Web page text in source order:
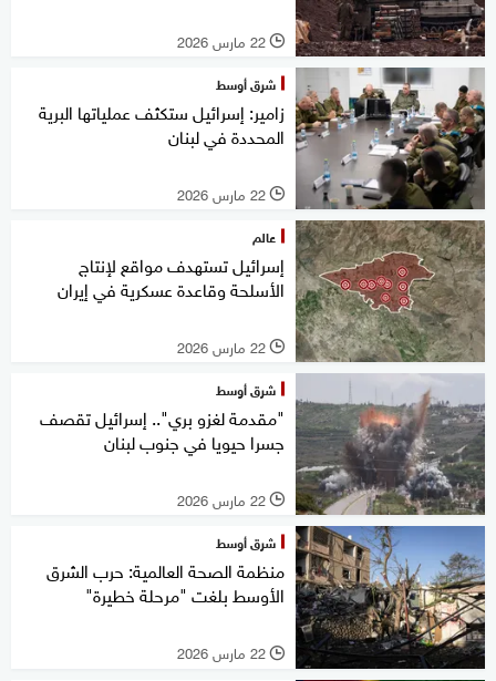
l 22 مارس 2026
شرق أوسط
زامير: إسرائيل ستكثف عملياتها البرية
المحددة في لبنان
l 22 مارس 2026
عالم
إسرائيل تستهدف مواقع لإنتاج
الأسلحة وقاعدة عسكرية في إيران
l 22 مارس 2026
شرق أوسط
"مقدمة لغزو بري".. إسرائيل تقصف
جسرا حيويا في جنوب لبنان
l 22 مارس 2026
شرق أوسط
منظمة الصحة العالمية: حرب الشرق
الأوسط بلغت "مرحلة خطيرة"
l 22 مارس 2026